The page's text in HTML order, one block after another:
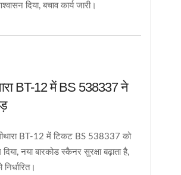
दिया, बचाव कार्य जारी।
BT-12 में BS 538337 ने
BT-12 में टिकट BS 538337 को
नया बारकोड स्कैनर सुरक्षा बढ़ाता है,